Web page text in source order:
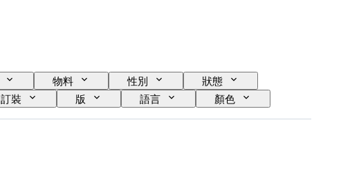
物料 性別
狀態
訂裝 版 語言
顏色